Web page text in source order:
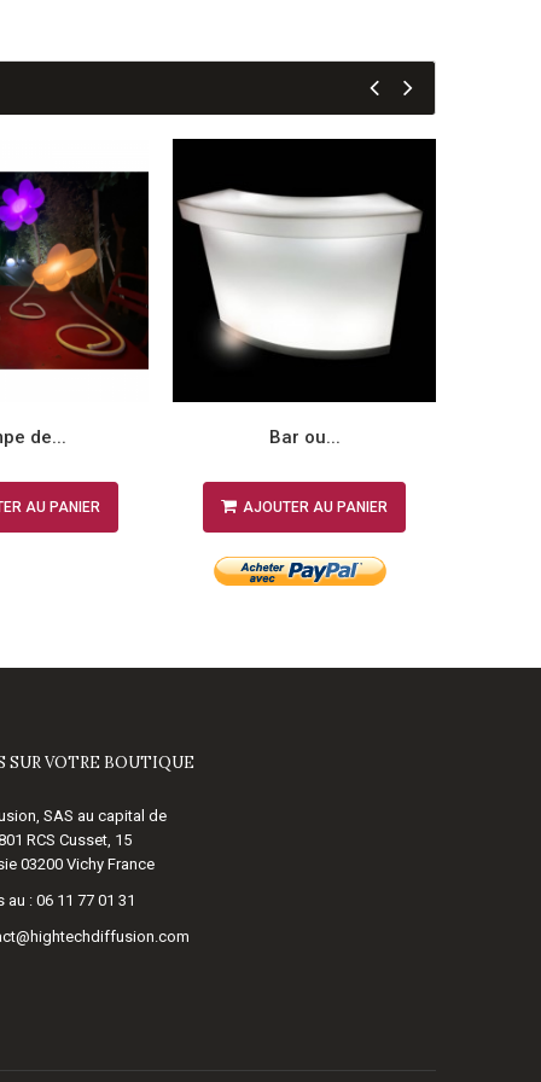
de...
AU PANIER
Bar ou...
AJOUTER AU PANIER
SUR VOTRE BOUTIQUE
SAS au capital de
RCS Cusset, 15
03200 Vichy France
au : 06 11 77 01 31